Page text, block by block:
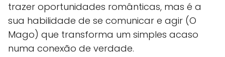
trazer oportunidades românticas, mas é a
sua habilidade de se comunicar e agir (O
Mago) que transforma um simples acaso
numa conexão de verdade.